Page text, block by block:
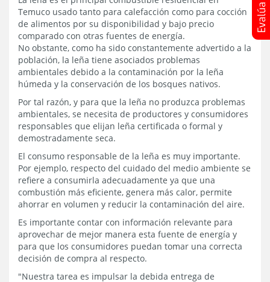
Temuco usado tanto para calefacción como para cocción
de alimentos por su disponibilidad y bajo precio
comparado con otras fuentes de energía.
No obstante, como ha sido constantemente advertido a la
población, la leña tiene asociados problemas
ambientales debido a la contaminación por la leña
húmeda y la conservación de los bosques nativos.
Por tal razón, y para que la leña no produzca problemas
ambientales, se necesita de productores y consumidores
responsables que elijan leña certificada o formal y
demostradamente seca.
El consumo responsable de la leña es muy importante.
Por ejemplo, respecto del cuidado del medio ambiente se
refiere a consumirla adecuadamente ya que una
combustión más eficiente, genera más calor, permite
ahorrar en volumen y reducir la contaminación del aire.
Es importante contar con información relevante para
aprovechar de mejor manera esta fuente de energía y
para que los consumidores puedan tomar una correcta
decisión de compra al respecto.
"Nuestra tarea es impulsar la debida entrega de